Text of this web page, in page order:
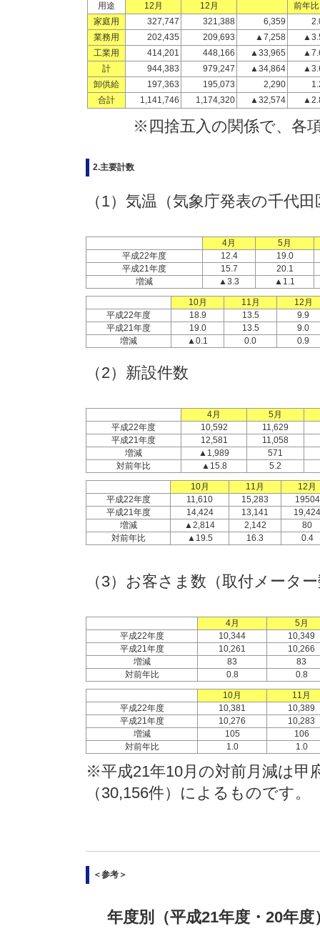
用途
12月 12月
前年比
家庭用
327,747 321,388 6,359
業務用
202,435 209,693 ▲7,258
工業用
414,201 448,166 ▲33,965
計
944,383 979,247 ▲34,864
卸供給
197,363 195,073 2,290
合計
1,141,746 1,174,320 ▲32,574
※四捨五入の関係で、各
2.主要計数
（1）気温（気象庁発表の千代
4月
5月
平成22年度
12.4
19.0
平成21年度
15.7
20.1
増減
▲3.3 ▲1.1
10月 11月
12月
平成22年度
18.9 13.5
9.9
平成21年度
19.0 13.5
9.0
増減
▲0.1 0.0 0.9
（2）新設件数
4月
5月
平成22年度
10,592
11,629
平成21年度
12,581
11,058
増減
▲1,989
571
対前年比
▲15.8 5.2
10月 11月
12月
平成22年度
11,610 15,283
19504
平成21年度
14,424 13,141
19,424
増減
▲2,814 2,142
80
対前年比
▲19.5 16.3 0.4
（3）お客さま数（取付メータ
4月
5月
平成22年度
10,344
10,349
平成21年度
10,261
10,266
増減
83
83
対前年比
0.8 0.8
10月
11月
平成22年度
10,381
10,389
平成21年度
10,276
10,283
増減
105
106
対前年比
1.0 1.0
※平成21年10月の対前月減は甲
（30,156件）によるものです。
＜参考＞
年度別（平成21年度・20年